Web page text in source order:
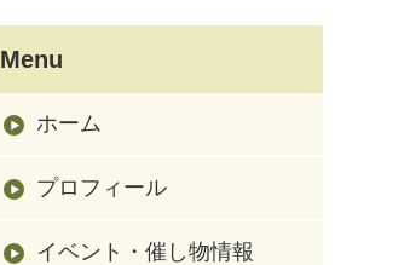
Menu
ホーム
プロフィール
イベント・催し物情報